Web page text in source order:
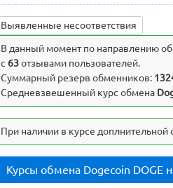
Выявленные несоответствия
В данный момент по направлению
с 63отзывами пользователей.
Суммарный резерв обменников:
Средневзвешенный курс обмена
При наличии в курсе
Курсы обмена Dogecoin DOGE